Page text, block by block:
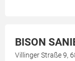
BISON
Villinger Straße 9,